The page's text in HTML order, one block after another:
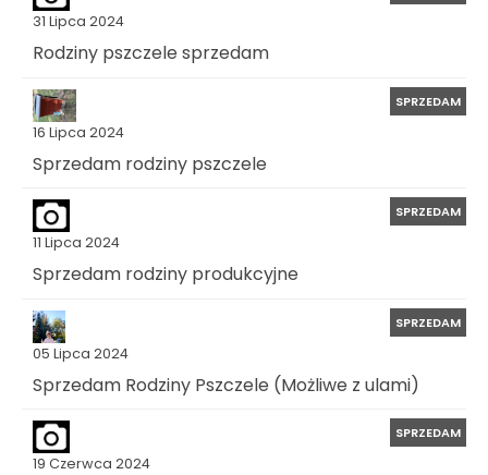
31 Lipca 2024
Rodziny pszczele sprzedam
16 Lipca 2024
SPRZEDAM
Sprzedam rodziny pszczele
11 Lipca 2024
SPRZEDAM
Sprzedam rodziny produkcyjne
05 Lipca 2024
SPRZEDAM
Sprzedam Rodziny Pszczele (Możliwe z ulami)
19 Czerwca 2024
SPRZEDAM